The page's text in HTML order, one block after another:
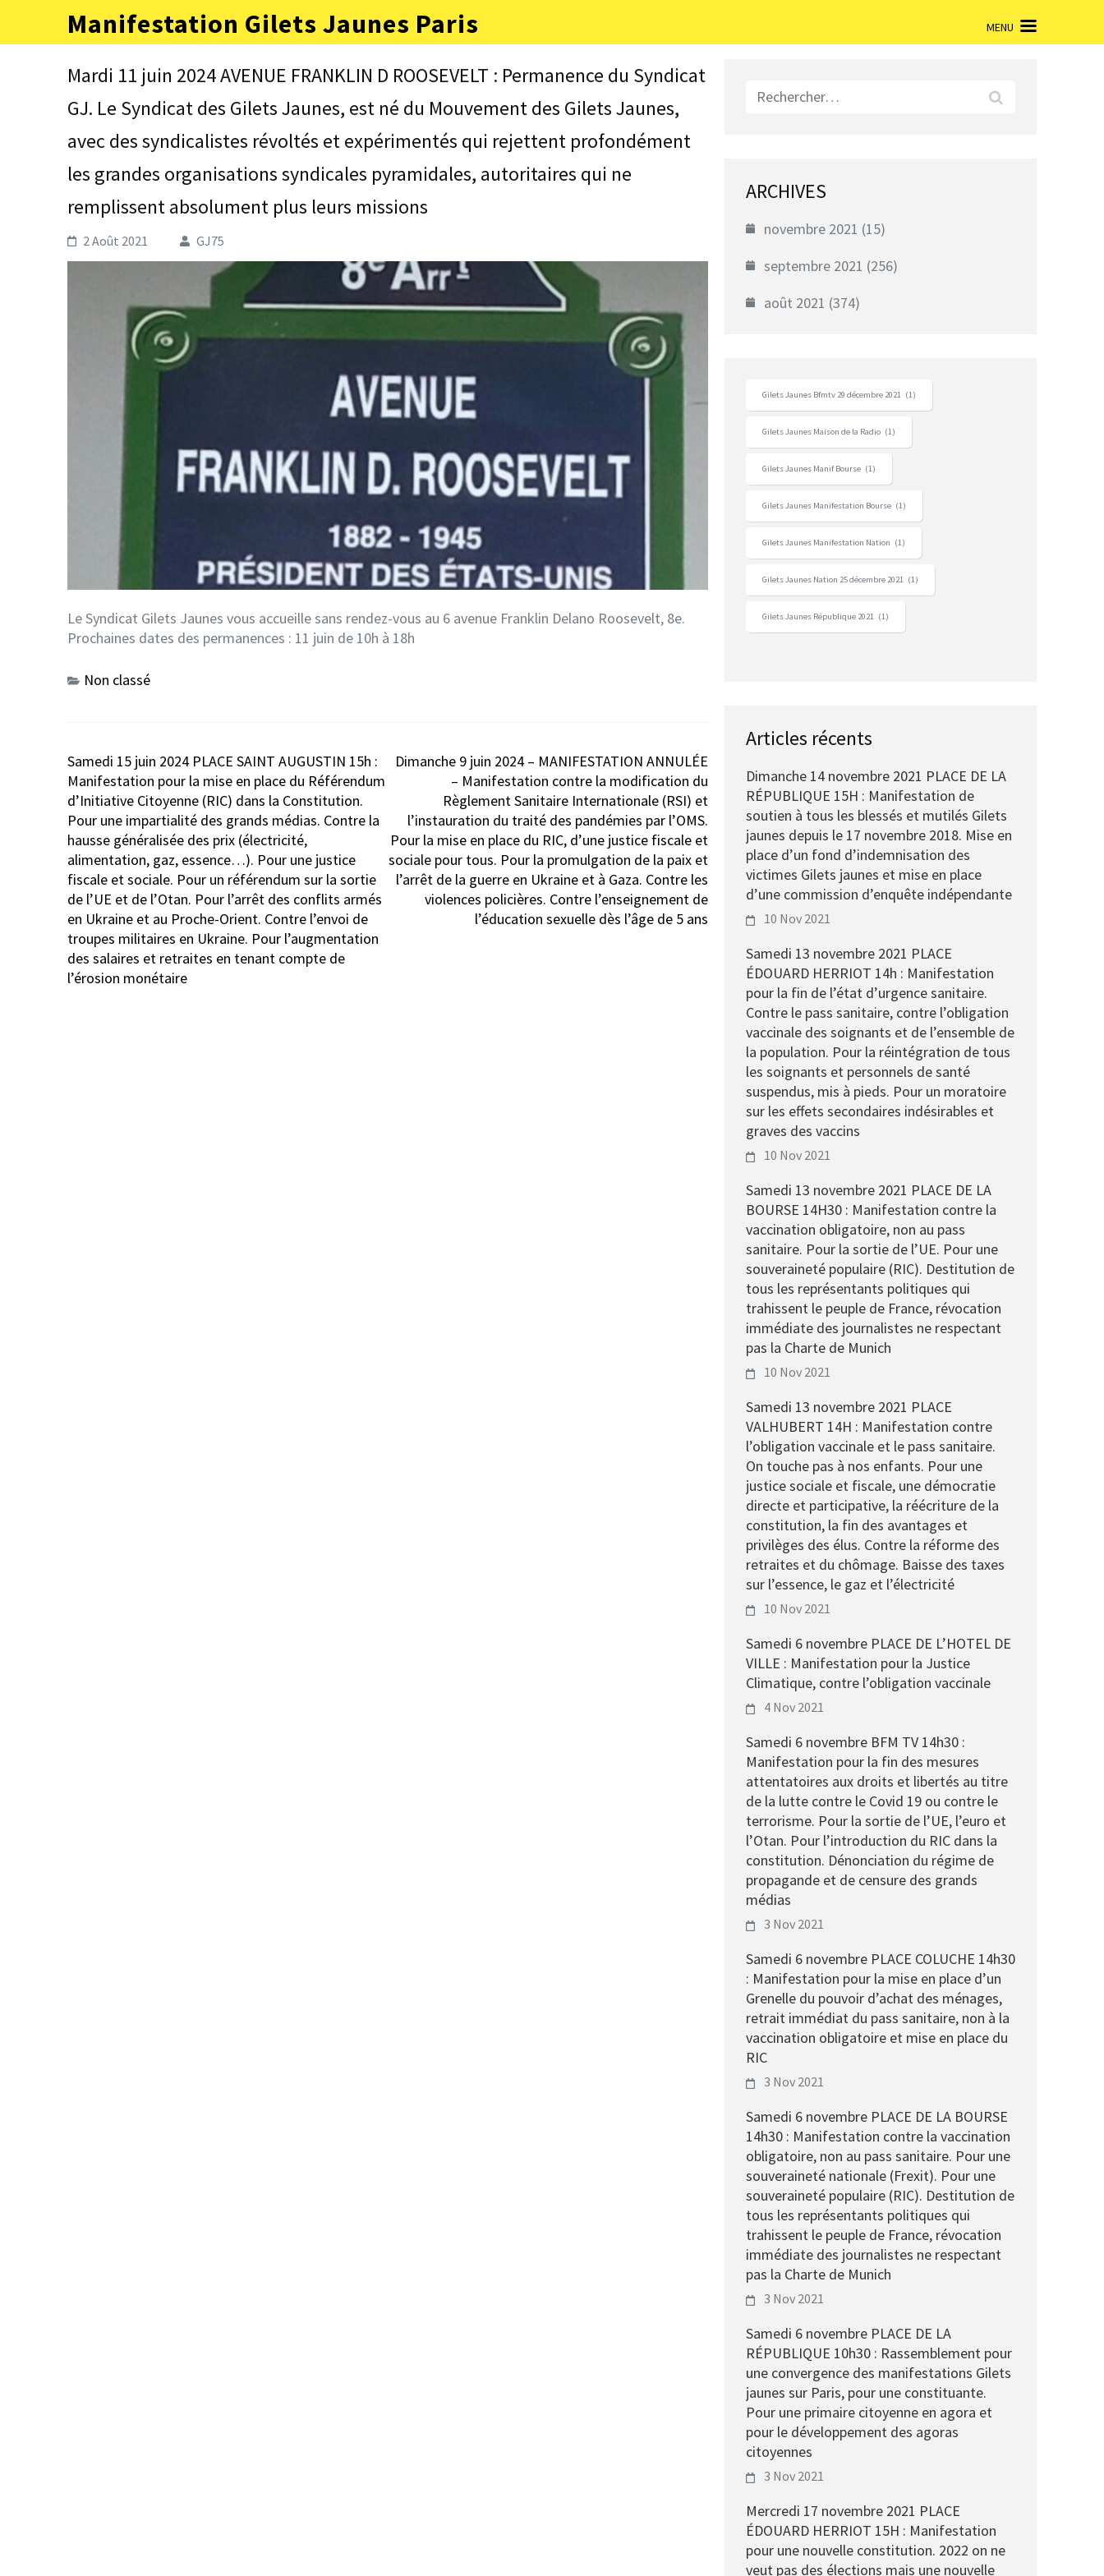
contenu
Manifestation Gilets Jaunes Paris MENU
Mardi 11 juin 2024 AVENUE FRANKLIN D ROOSEVELT : Permanence du Syndicat
GJ. Le Syndicat des Gilets Jaunes, est né du Mouvement des Gilets Jaunes,
avec des syndicalistes révoltés et expérimentés qui rejettent profondément
les grandes organisations syndicales pyramidales, autoritaires qui ne
remplissent absolument plus leurs missions
2 Août 2021 GJ75
Le Syndicat Gilets Jaunes vous accueille sans rendez-vous au 6 avenue Franklin Delano Roosevelt, 8e.
Prochaines dates des permanences : 11 juin de 10h à 18h
Non classé
Navigation
de
l’article
Samedi 15 juin 2024 PLACE SAINT AUGUSTIN 15h :
Manifestation pour la mise en place du Référendum
d’Initiative Citoyenne (RIC) dans la Constitution.
Pour une impartialité des grands médias. Contre la
hausse généralisée des prix (électricité,
alimentation, gaz, essence…). Pour une justice
fiscale et sociale. Pour un référendum sur la sortie
de l’UE et de l’Otan. Pour l’arrêt des conflits armés
en Ukraine et au Proche-Orient. Contre l’envoi de
troupes militaires en Ukraine. Pour l’augmentation
des salaires et retraites en tenant compte de
l’érosion monétaire
Dimanche 9 juin 2024 – MANIFESTATION ANNULÉE
– Manifestation contre la modification du
Règlement Sanitaire Internationale (RSI) et
l’instauration du traité des pandémies par l’OMS.
Pour la mise en place du RIC, d’une justice fiscale et
sociale pour tous. Pour la promulgation de la paix et
l’arrêt de la guerre en Ukraine et à Gaza. Contre les
violences policières. Contre l’enseignement de
l’éducation sexuelle dès l’âge de 5 ans
Rechercher :
ARCHIVES
novembre 2021 (15)
septembre 2021 (256)
août 2021 (374)
Gilets Jaunes Bfmtv 29 décembre 2021 (1)
Gilets Jaunes Maison de la Radio (1)
Gilets Jaunes Manif Bourse (1)
Gilets Jaunes Manifestation Bourse (1)
Gilets Jaunes Manifestation Nation (1)
Gilets Jaunes Nation 25 décembre 2021 (1)
Gilets Jaunes République 2021 (1)
Articles récents
Dimanche 14 novembre 2021 PLACE DE LA
RÉPUBLIQUE 15H : Manifestation de
soutien à tous les blessés et mutilés Gilets
jaunes depuis le 17 novembre 2018. Mise en
place d’un fond d’indemnisation des
victimes Gilets jaunes et mise en place
d’une commission d’enquête indépendante
10 Nov 2021
Samedi 13 novembre 2021 PLACE
ÉDOUARD HERRIOT 14h : Manifestation
pour la fin de l’état d’urgence sanitaire.
Contre le pass sanitaire, contre l’obligation
vaccinale des soignants et de l’ensemble de
la population. Pour la réintégration de tous
les soignants et personnels de santé
suspendus, mis à pieds. Pour un moratoire
sur les effets secondaires indésirables et
graves des vaccins
10 Nov 2021
Samedi 13 novembre 2021 PLACE DE LA
BOURSE 14H30 : Manifestation contre la
vaccination obligatoire, non au pass
sanitaire. Pour la sortie de l’UE. Pour une
souveraineté populaire (RIC). Destitution de
tous les représentants politiques qui
trahissent le peuple de France, révocation
immédiate des journalistes ne respectant
pas la Charte de Munich
10 Nov 2021
Samedi 13 novembre 2021 PLACE
VALHUBERT 14H : Manifestation contre
l’obligation vaccinale et le pass sanitaire.
On touche pas à nos enfants. Pour une
justice sociale et fiscale, une démocratie
directe et participative, la réécriture de la
constitution, la fin des avantages et
privilèges des élus. Contre la réforme des
retraites et du chômage. Baisse des taxes
sur l’essence, le gaz et l’électricité
10 Nov 2021
Samedi 6 novembre PLACE DE L’HOTEL DE
VILLE : Manifestation pour la Justice
Climatique, contre l’obligation vaccinale
4 Nov 2021
Samedi 6 novembre BFM TV 14h30 :
Manifestation pour la fin des mesures
attentatoires aux droits et libertés au titre
de la lutte contre le Covid 19 ou contre le
terrorisme. Pour la sortie de l’UE, l’euro et
l’Otan. Pour l’introduction du RIC dans la
constitution. Dénonciation du régime de
propagande et de censure des grands
médias
3 Nov 2021
Samedi 6 novembre PLACE COLUCHE 14h30
: Manifestation pour la mise en place d’un
Grenelle du pouvoir d’achat des ménages,
retrait immédiat du pass sanitaire, non à la
vaccination obligatoire et mise en place du
RIC
3 Nov 2021
Samedi 6 novembre PLACE DE LA BOURSE
14h30 : Manifestation contre la vaccination
obligatoire, non au pass sanitaire. Pour une
souveraineté nationale (Frexit). Pour une
souveraineté populaire (RIC). Destitution de
tous les représentants politiques qui
trahissent le peuple de France, révocation
immédiate des journalistes ne respectant
pas la Charte de Munich
3 Nov 2021
Samedi 6 novembre PLACE DE LA
RÉPUBLIQUE 10h30 : Rassemblement pour
une convergence des manifestations Gilets
jaunes sur Paris, pour une constituante.
Pour une primaire citoyenne en agora et
pour le développement des agoras
citoyennes
3 Nov 2021
Mercredi 17 novembre 2021 PLACE
ÉDOUARD HERRIOT 15H : Manifestation
pour une nouvelle constitution. 2022 on ne
veut pas des élections mais une nouvelle